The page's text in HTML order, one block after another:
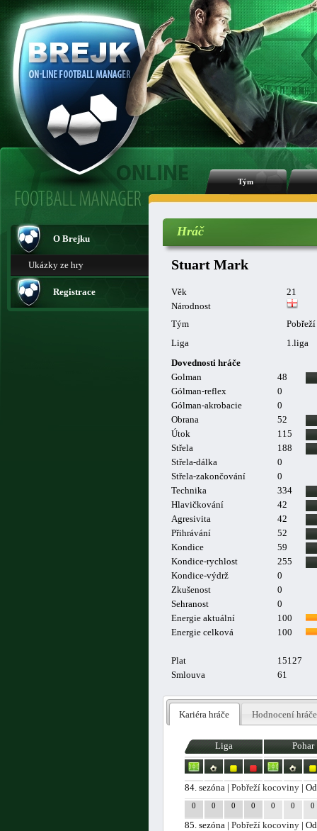
Tým
O Brejku
Ukázky ze hry
Registrace
Hráč
Stuart Mark
Věk
21
Národnost
Tým
Liga
1.liga
Dovednosti hráče
Golman
48
Gólman-reflex
0
Gólman-akrobacie
0
Obrana
52
Útok
115
Střela
188
Střela-dálka
0
Střela-zakončování
0
Technika
334
Hlavičkování
42
Agresivita
42
Přihrávání
52
Kondice
59
Kondice-rychlost
255
Kondice-výdrž
0
Zkušenost
0
Sehranost
0
Energie aktuální
100
Energie celková
100
Plat
15127
Smlouva
61
Kariéra hráče Hodnocení hráče
Liga Pohar
84. sezóna |Pobřeží kocoviny |
0 0 0 0 0 0 0
85. sezóna |Pobřeží kocoviny |